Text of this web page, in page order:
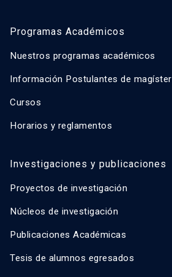
Programas Académicos
Nuestros programas académicos
Información Postulantes de magíster
Cursos
Horarios y reglamentos
Investigaciones y publicaciones
Proyectos de investigación
Núcleos de investigación
Publicaciones Académicas
Tesis de alumnos egresados